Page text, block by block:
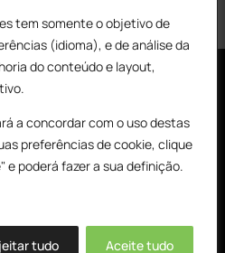
tem somente o objetivo de
(idioma), e de análise da
do conteúdo e layout,
a concordar com o uso destas
preferências de cookie, clique
e poderá fazer a sua definição.
tudo Aceite tudo
2025 by Delarobia.pt 0